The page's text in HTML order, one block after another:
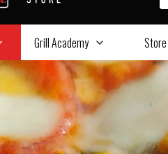
Grill Academy Store